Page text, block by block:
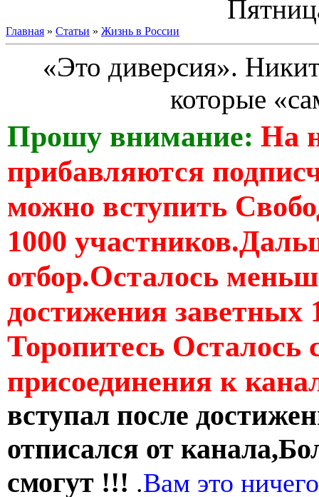
Главная » Статьи » Жизнь в России
«Это диверсия».
которые
Прошу внимание: На
прибавляются
можно вступить
1000
отбор.Осталось
достижения заветных
Торопитесь Осталось
присоединения к
вступал после
отписался от
смогут !!! .Вам это